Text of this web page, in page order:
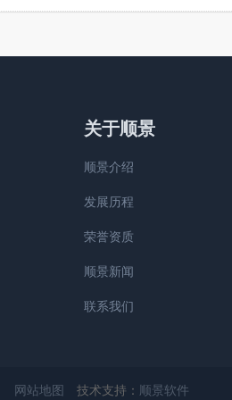
关于顺景
顺景介绍
发展历程
荣誉资质
顺景新闻
联系我们
网站地图 技术支持： 顺景软件